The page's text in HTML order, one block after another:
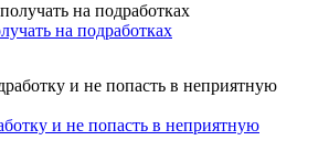
на подработках
и не попасть в неприятную